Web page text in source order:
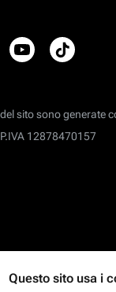
sito sono generate
P.IVA 12878470157